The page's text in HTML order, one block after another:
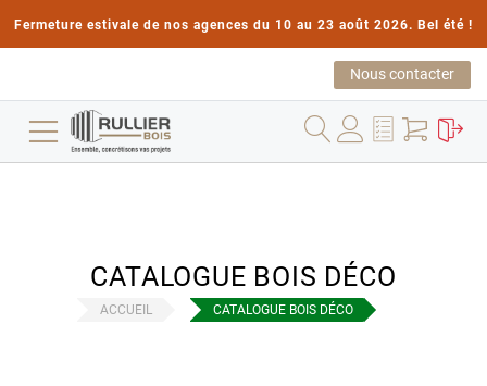
Fermeture estivale de nos agences du 10 au 23 août 2026. Bel été !
Nous contacter
CATALOGUE BOIS DÉCO
ACCUEIL CATALOGUE BOIS DÉCO